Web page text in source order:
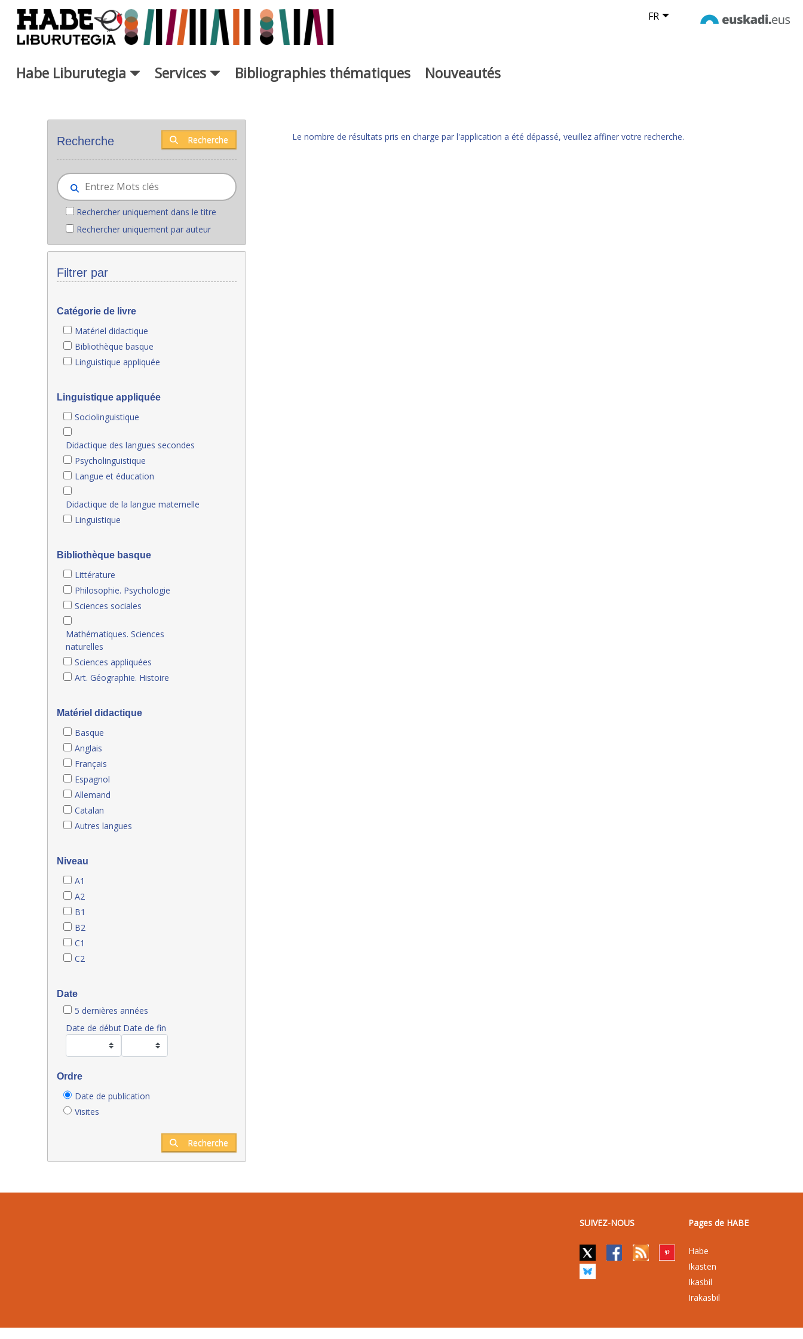
Saut au contenu principal FR
Habe Liburutegia Services Bibliographies thématiques Nouveautés
Recherche Recherche
Rechercher uniquement dans le titre
Rechercher uniquement par auteur
Filtrer par
Catégorie de livre
Matériel didactique
Bibliothèque basque
Linguistique appliquée
Linguistique appliquée
Sociolinguistique
Didactique des langues secondes
Psycholinguistique
Langue et éducation
Didactique de la langue maternelle
Linguistique
Bibliothèque basque
Littérature
Philosophie. Psychologie
Sciences sociales
Mathématiques. Sciences
naturelles
Sciences appliquées
Art. Géographie. Histoire
Matériel didactique
Basque
Anglais
Français
Espagnol
Allemand
Catalan
Autres langues
Niveau
A1
A2
B1
B2
C1
C2
Date
5 dernières années
Date de début Date de fin
Ordre
Date de publication
Visites
Recherche
Le nombre de résultats pris en charge par l'application a été dépassé, veuillez affiner votre recherche.
SUIVEZ-NOUS Pages de HABE
Habe
Ikasten
Ikasbil
Irakasbil